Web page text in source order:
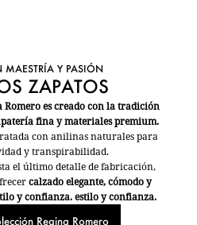
MAESTRÍA Y PASIÓN
ZAPATOS
Romero es creado con la tradición
fina y materiales premium.
con anilinas naturales para
y transpirabilidad.
el último detalle de fabricación,
calzado elegante, cómodo y
y confianza. estilo y confianza.
Regina Romero